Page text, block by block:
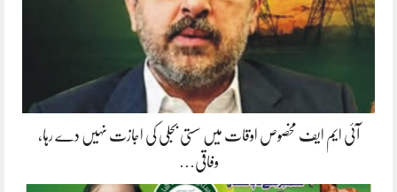
آئی ایم ایف مخصوص اوقات میں سستی بجلی کی اجازت نہیں دے رہا،
وفاقی…